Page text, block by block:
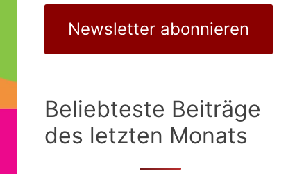
Newsletter abonnieren
Beliebteste Beiträge
des letzten Monats